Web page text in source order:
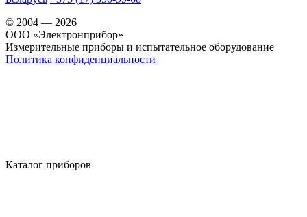
© 2004 — 2026
OOO «Электронприбор»
Измерительные приборы и испытательное оборудование
Политика конфиденциальности
Каталог приборов